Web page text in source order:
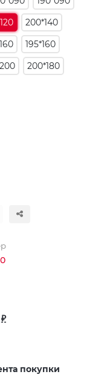
200*140
195*160
200*180
покупки